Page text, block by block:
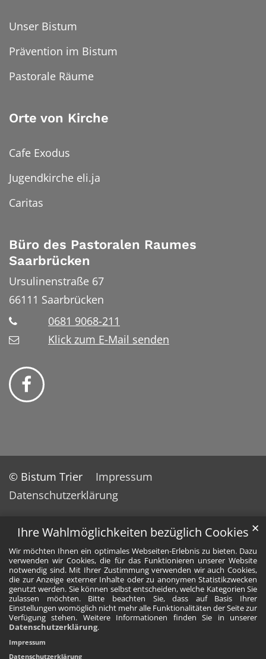
Ihre Wahlmöglichkeiten bezüglich Cookies
Wir möchten Ihnen ein optimales Webseiten-Erlebnis zu bieten. Dazu
verwenden wir Cookies, die für das Funktionieren unserer Website
notwendig sind. Mit Ihrer Zustimmung verwenden wir auch Cookies,
die zur Anzeige externer Inhalte oder zu anonymen Statistikzwecken
genutzt werden. Sie können selbst entscheiden, welche Kategorien Sie
zulassen möchten. Bitte beachten Sie, dass auf Basis Ihrer
Einstellungen womöglich nicht mehr alle Funktionalitäten der Seite zur
Verfügung stehen. Weitere Informationen finden Sie in unserer
Datenschutzerklärung.
✕
Impressum
Datenschutzerklärung
Unser Bistum
Prävention im Bistum
Pastorale Räume
Orte von Kirche
Cafe Exodus
Jugendkirche eli.ja
Caritas
Büro des Pastoralen Raumes
Saarbrücken
Ursulinenstraße 67
66111 Saarbrücken
0681 9068-211
Klick zum E-Mail senden
© Bistum Trier
Impressum
Datenschutzerklärung